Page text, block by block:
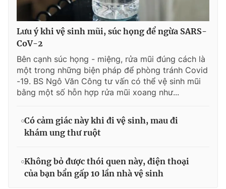
Lưu ý khi vệ sinh mũi, súc họng để ngừa SARS-
CoV-2
Bên cạnh súc họng - miệng, rửa mũi đúng cách là
một trong những biện pháp để phòng tránh Covid
-19. BS Ngô Văn Công tư vấn có thể vệ sinh mũi
bằng một số hỗn hợp rửa mũi xoang như...
Có cảm giác này khi đi vệ sinh, mau đi
khám ung thư ruột
Không bỏ được thói quen này, điện thoại
của bạn bẩn gấp 10 lần nhà vệ sinh